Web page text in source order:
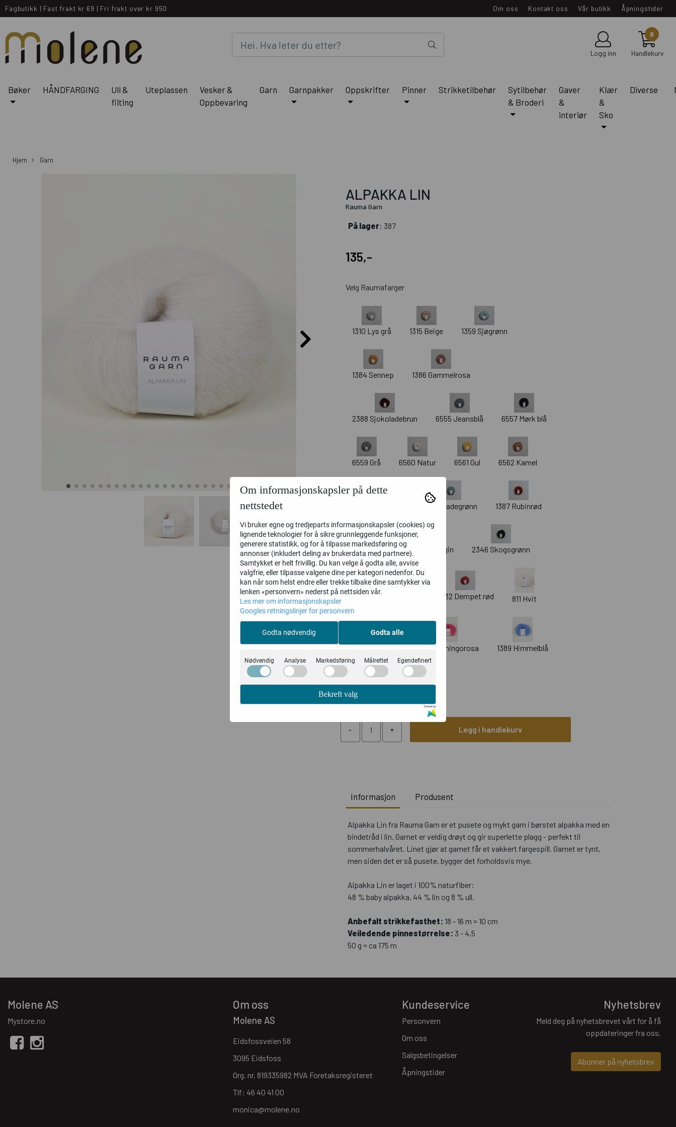
Fagbutikk | Fast frakt kr 69 | Fri frakt over kr 950 Om oss Kontakt oss Vår butikk Åpningstider
Logg inn
0
Handlekurv
Bøker HÅNDFARGING
Ull &
filting
Uteplassen
Vesker &
Oppbevaring
Garn Garnpakker Oppskrifter Pinner Strikketilbehør
Sytilbehør
& Broderi
Gaver
&
interiør
Klær
&
Sko
Diverse
Hjem Garn
ALPAKKA LIN
Rauma Garn
På lager: 387
135,-
Velg Raumafarger
1310 Lys grå 1315 Beige 1359 Sjøgrønn
1384 Sennep 1386 Gammelrosa
2388 Sjokoladebrun 6555 Jeansblå 6557 Mørk blå
6559 Grå 6560 Natur 6561 Gul 6562 Kamel
1364 Jadegrønn 1387 Rubinrød
2325 Svart 2343 Aubergin 2346 Skogsgrønn
2385 Smaragdgrønn 6932 Dempet rød 811 Hvit
1366 Flamingorosa 1389 Himmelblå
1354 Oransje
Legg i handlekurv
Informasjon Produsent
Alpakka Lin fra Rauma Garn er et pusete og mykt garn i børstet alpakka med en
bindetråd i lin. Garnet er veldig drøyt og gir superlette plagg - perfekt til
sommerhalvåret. Linet gjør at garnet får et vakkert fargespill. Garnet er tynt,
men siden det er så pusete, bygger det forholdsvis mye.
Alpakka Lin er laget i 100% naturfiber:
48 % baby alpakka, 44 % lin og 8 % ull.
Anbefalt strikkefasthet: 18 - 16 m = 10 cm
Veiledende pinnestørrelse: 3 - 4,5
50 g = ca 175 m
Om informasjonskapsler på dette
nettstedet
Vi bruker egne og tredjeparts informasjonskapsler (cookies) og
lignende teknologier for å sikre grunnleggende funksjoner,
generere statistikk, og for å tilpasse markedsføring og
annonser (inkludert deling av brukerdata med partnere).
Samtykket er helt frivillig. Du kan velge å godta alle, avvise
valgfrie, eller tilpasse valgene dine per kategori nedenfor. Du
kan når som helst endre eller trekke tilbake dine samtykker via
lenken «personvern» nederst på nettsiden vår.
Les mer om informasjonskapsler
Googles retningslinjer for personvern
Godta nødvendig Godta alle
Nødvendig Analyse Markedsføring Målrettet Egendefinert
Bekreft valg
Drevet av
Molene AS
Mystore.no
Om oss
Molene AS
Eidsfossveien 58
3095 Eidsfoss
Org. nr. 819335982 MVA Foretaksregisteret
Tlf: 46 40 41 00
monica@molene.no
Kundeservice
Personvern
Om oss
Salgsbetingelser
Åpningstider
Nyhetsbrev
Meld deg på nyhetsbrevet vårt for å få
oppdateringer fra oss.
Abonner på nyhetsbrev